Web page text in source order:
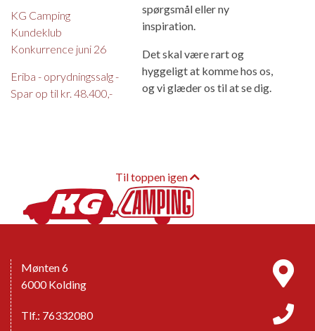
KG Camping
Kundeklub
Konkurrence juni 26
Eriba - oprydningssalg -
Spar op til kr. 48.400,-
spørgsmål eller ny
inspiration.
Det skal være rart og
hyggeligt at komme hos os,
og vi glæder os til at se dig.
Til toppen igen
Mønten 6
6000 Kolding
Tlf.: 76332080